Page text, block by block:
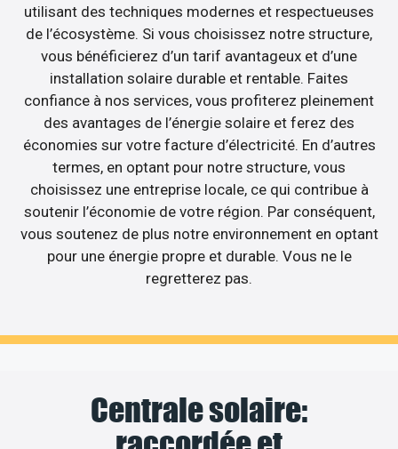
utilisant des techniques modernes et respectueuses
de l’écosystème. Si vous choisissez notre structure,
vous bénéficierez d’un tarif avantageux et d’une
installation solaire durable et rentable. Faites
confiance à nos services, vous profiterez pleinement
des avantages de l’énergie solaire et ferez des
économies sur votre facture d’électricité. En d’autres
termes, en optant pour notre structure, vous
choisissez une entreprise locale, ce qui contribue à
soutenir l’économie de votre région. Par conséquent,
vous soutenez de plus notre environnement en optant
pour une énergie propre et durable. Vous ne le
regretterez pas.
Centrale solaire: